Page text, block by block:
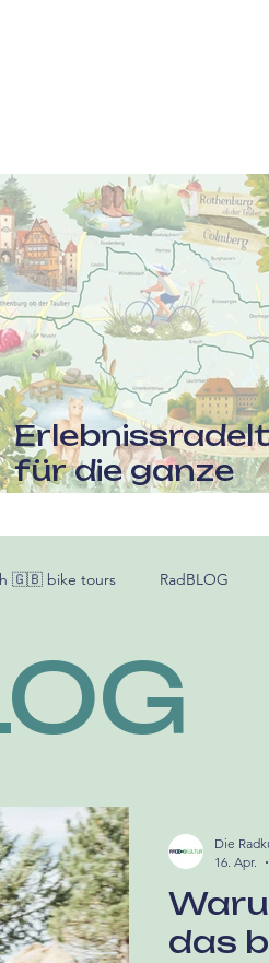
für die ganze
Familie
🇬🇧 bike tours RadBLOG
das
Die
16. Apr.